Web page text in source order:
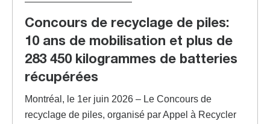
Concours de recyclage de piles:
10 ans de mobilisation et plus de
283 450 kilogrammes de batteries
récupérées
Montréal, le 1er juin 2026 – Le Concours de
recyclage de piles, organisé par Appel à Recycler